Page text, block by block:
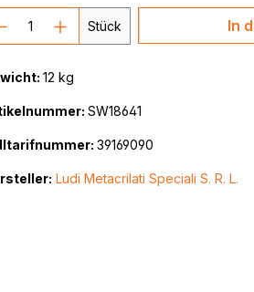
Anzahl: Gib
Stück In
12 kg
SW18641
39169090
Ludi Metacrilati Speciali S. R. L.